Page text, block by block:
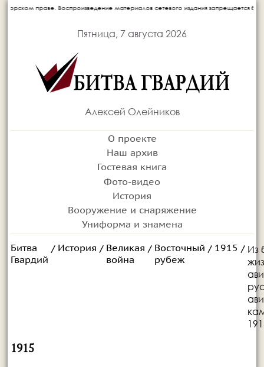
материалов сетевого издания запрещается без письменного
Пятница, 7 августа 2026
Алексей Олейников
О проекте
Наш архив
Гостевая книга
Фото-видео
История
Вооружение и снаряжение
Униформа и знамена
Битва
Гвардий
/ История / Великая
война
/ Восточный
рубеж
/ 1915 / Из
1915